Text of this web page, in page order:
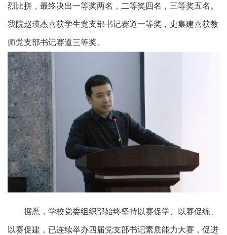
烈比拼，最终决出一等奖两名，二等奖四名，三等奖五名。
我院赵瑛杰喜获学生党支部书记赛道一等奖，史集建喜获教
师党支部书记赛道三等奖。
据悉，学校党委组织部始终坚持以赛促学、以赛促练、
以赛促建，已连续举办四届党支部书记素质能力大赛，促进